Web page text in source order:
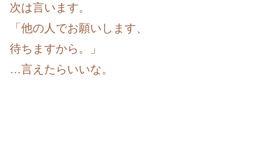
次は言います。
「他の人でお願いします、
待ちますから。」
…言えたらいいな。